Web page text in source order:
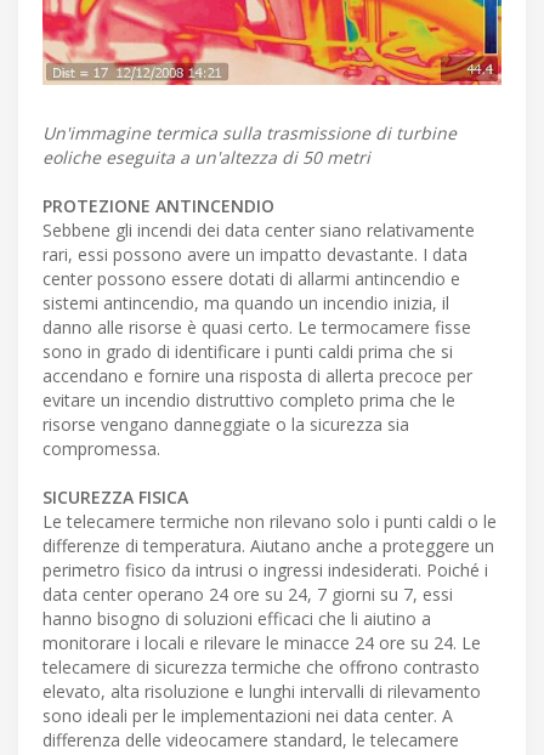
Un'immagine termica sulla trasmissione di turbine
eoliche eseguita a un'altezza di 50 metri
PROTEZIONE ANTINCENDIO
Sebbene gli incendi dei data center siano relativamente
rari, essi possono avere un impatto devastante. I data
center possono essere dotati di allarmi antincendio e
sistemi antincendio, ma quando un incendio inizia, il
danno alle risorse è quasi certo. Le termocamere fisse
sono in grado di identificare i punti caldi prima che si
accendano e fornire una risposta di allerta precoce per
evitare un incendio distruttivo completo prima che le
risorse vengano danneggiate o la sicurezza sia
compromessa.
SICUREZZA FISICA
Le telecamere termiche non rilevano solo i punti caldi o le
differenze di temperatura. Aiutano anche a proteggere un
perimetro fisico da intrusi o ingressi indesiderati. Poiché i
data center operano 24 ore su 24, 7 giorni su 7, essi
hanno bisogno di soluzioni efficaci che li aiutino a
monitorare i locali e rilevare le minacce 24 ore su 24. Le
telecamere di sicurezza termiche che offrono contrasto
elevato, alta risoluzione e lunghi intervalli di rilevamento
sono ideali per le implementazioni nei data center. A
differenza delle videocamere standard, le telecamere